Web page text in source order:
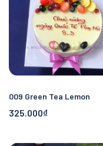
009 Green Tea Lemon
325.000₫